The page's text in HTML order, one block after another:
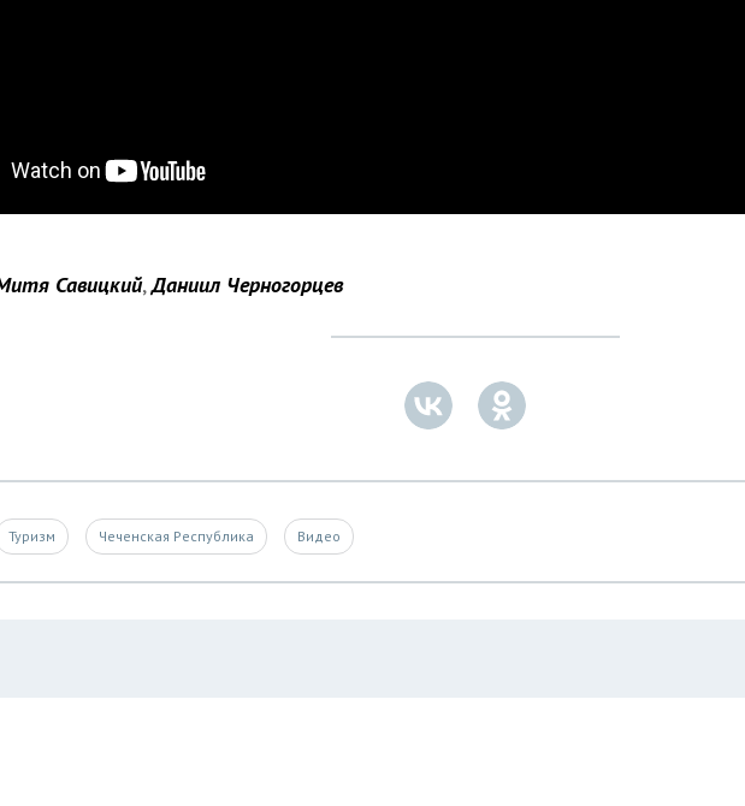
Савицкий,Даниил Черногорцев
Туризм Чеченская Республика Видео